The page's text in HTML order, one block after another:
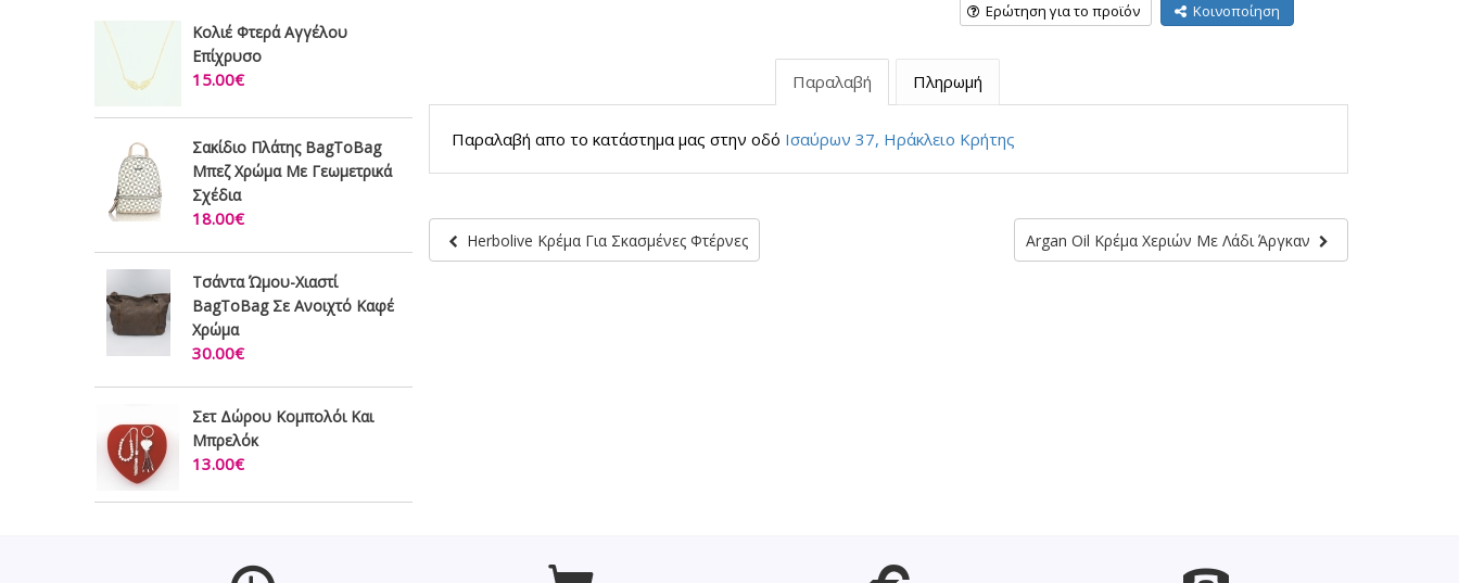
Κολιέ Φτερά Αγγέλου
Επίχρυσο
15.00€
Σακίδιο Πλάτης BagToBag
Mπεζ Χρώμα Με Γεωμετρικά
Σχέδια
18.00€
Τσάντα Ώμου-Χιαστί
BagToBag Σε Ανοιχτό Καφέ
Χρώμα
30.00€
Σετ Δώρου Κομπολόι Και
Μπρελόκ
13.00€
Ερώτηση για το προϊόν Κοινοποίηση
Παραλαβή Πληρωμή
Παραλαβή απο το κατάστημα μας στην οδό Ισαύρων 37, Ηράκλειο Κρήτης
Herbolive Κρέμα Για Σκασμένες Φτέρνες Argan Oil Κρέμα Χεριών Με Λάδι Άργκαν